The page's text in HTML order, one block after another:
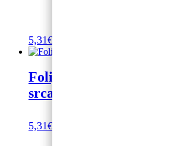
5,31€
Folijski balon Jagodica
srca crveni 45cm
5,31€